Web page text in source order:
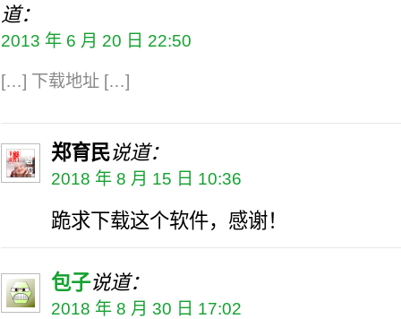
道：
2013 年 6 月 20 日 22:50
[…] 下载地址 […]
郑育民说道：
2018 年 8 月 15 日 10:36
跪求下载这个软件，感谢！
包子说道：
2018 年 8 月 30 日 17:02